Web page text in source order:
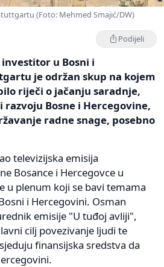
(Foto: Mehmed Smajić/DW)
Podijeli
u Bosni i
je održan skup na kojem
riječi o jačanju saradnje,
Bosne i Hercegovine,
radne snage, posebno
televizijska emisija
Bosance i Hercegovce u
u plenum koji se bavi temama
i Hercegovini. Osman
emisije "U tuđoj avliji",
cilj povezivanje ljudi te
finansijska sredstva da